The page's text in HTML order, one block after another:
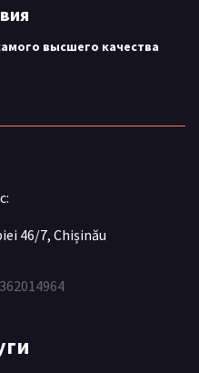
высшего качества
46/7, Chișinău